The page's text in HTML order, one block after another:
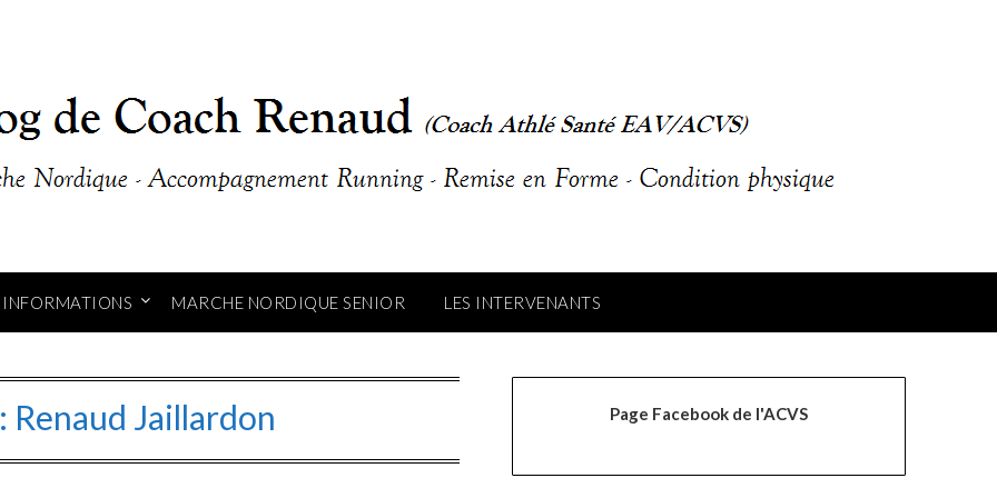
INFORMATIONS MARCHE NORDIQUE SENIOR LES INTERVENANTS
Renaud Jaillardon Page Facebook de l'ACVS